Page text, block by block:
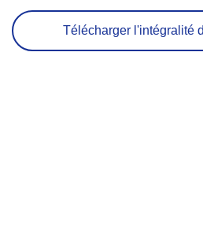
Télécharger l'intégralité